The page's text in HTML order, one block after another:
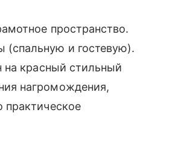
пространство.
(спальную и гостевую).
на красный стильный
нагромождения,
практическое